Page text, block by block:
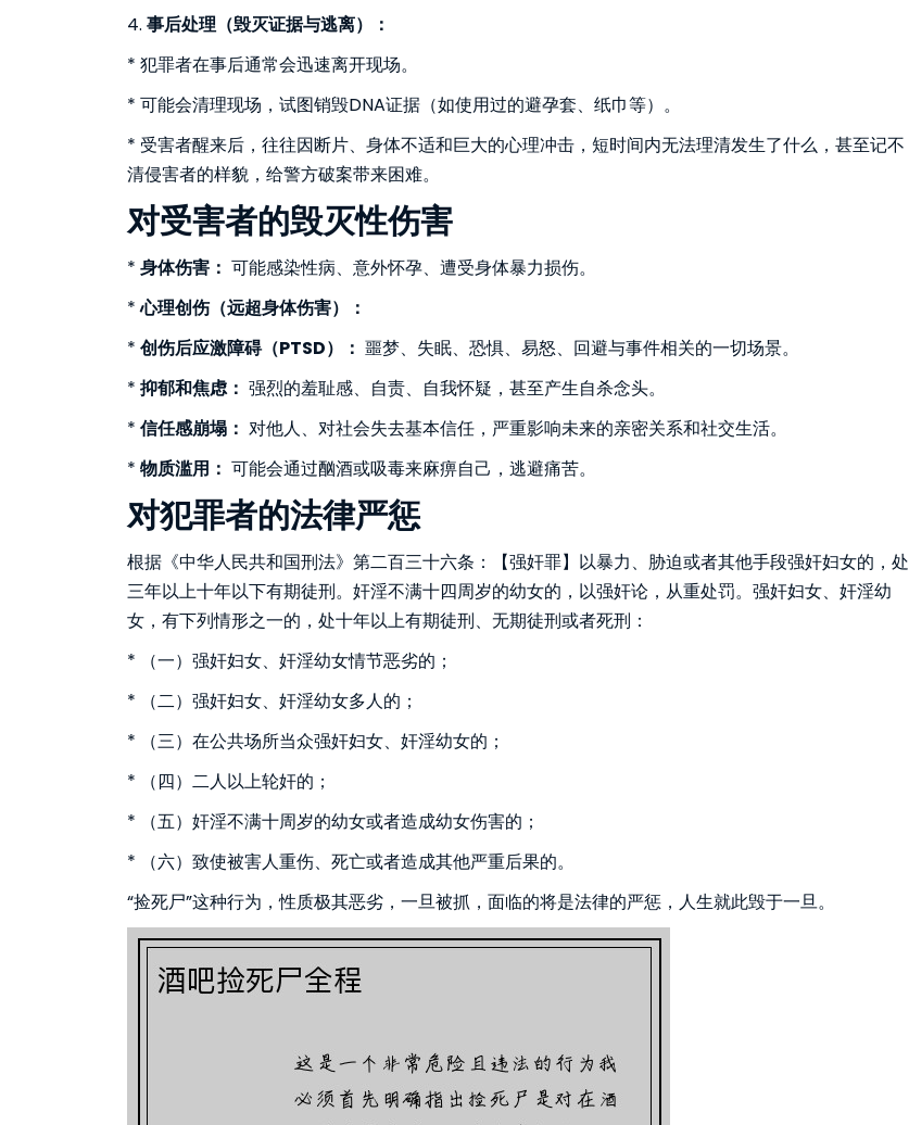
4. 事后处理（毁灭证据与逃离）：
* 犯罪者在事后通常会迅速离开现场。
* 可能会清理现场，试图销毁DNA证据（如使用过的避孕套、纸巾等）。
* 受害者醒来后，往往因断片、身体不适和巨大的心理冲击，短时间内无法理清发生了什么，甚至记不
清侵害者的样貌，给警方破案带来困难。
对受害者的毁灭性伤害
* 身体伤害： 可能感染性病、意外怀孕、遭受身体暴力损伤。
*心理创伤（远超身体伤害）：
* 创伤后应激障碍（PTSD）： 噩梦、失眠、恐惧、易怒、回避与事件相关的一切场景。
* 抑郁和焦虑： 强烈的羞耻感、自责、自我怀疑，甚至产生自杀念头。
* 信任感崩塌： 对他人、对社会失去基本信任，严重影响未来的亲密关系和社交生活。
* 物质滥用： 可能会通过酗酒或吸毒来麻痹自己，逃避痛苦。
对犯罪者的法律严惩
根据《中华人民共和国刑法》第二百三十六条：【强奸罪】以暴力、胁迫或者其他手段强奸妇女的，处
三年以上十年以下有期徒刑。奸淫不满十四周岁的幼女的，以强奸论，从重处罚。强奸妇女、奸淫幼
女，有下列情形之一的，处十年以上有期徒刑、无期徒刑或者死刑：
* （一）强奸妇女、奸淫幼女情节恶劣的；
* （二）强奸妇女、奸淫幼女多人的；
* （三）在公共场所当众强奸妇女、奸淫幼女的；
* （四）二人以上轮奸的；
* （五）奸淫不满十周岁的幼女或者造成幼女伤害的；
* （六）致使被害人重伤、死亡或者造成其他严重后果的。
“捡死尸”这种行为，性质极其恶劣，一旦被抓，面临的将是法律的严惩，人生就此毁于一旦。